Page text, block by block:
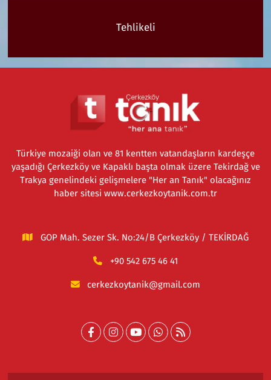
Tehlikeli
Türkiye mozaiği olan ve 81 kentten vatandaşların kardeşçe
yaşadığı Çerkezköy ve Kapaklı başta olmak üzere Tekirdağ ve
Trakya genelindeki gelişmelere "Her an Tanık" olacağınız
haber sitesi www.cerkezkoytanik.com.tr
GOP Mah. Sezer Sk. No:24/B Çerkezköy / TEKİRDAĞ
+90 542 675 46 41
cerkezkoytanik@gmail.com